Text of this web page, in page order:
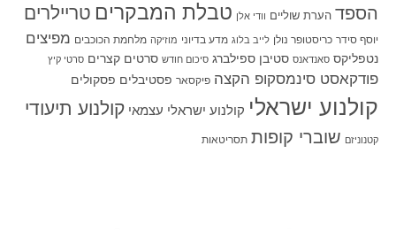
הספד הערת שוליים וודי אלן טבלת המבקרים טריילרים
יוסף סידר כריסטופר נולן לייב בלוג מדע בדיוני מוזיקה מלחמת הכוכבים מפיצים
נטפליקס סאנדאנס סטיבן ספילברג סיכום חודש סרטים קצרים סרטי קיץ
פודקאסט סינמסקופ הקצה פיקסאר פסטיבלים פסקולים
קולנוע ישראלי קולנוע ישראלי עצמאי קולנוע תיעודי
קטנוניזם שוברי קופות תסריטאות